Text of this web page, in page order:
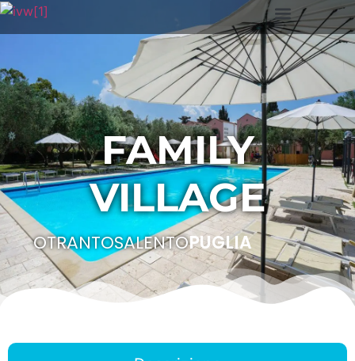
FAMILY
VILLAGE
OTRANTOSALENTOPUGLIA